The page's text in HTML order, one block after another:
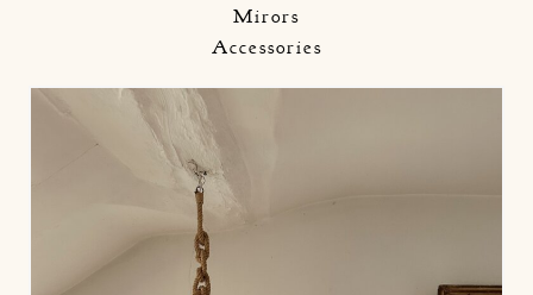
Mirors
Accessories